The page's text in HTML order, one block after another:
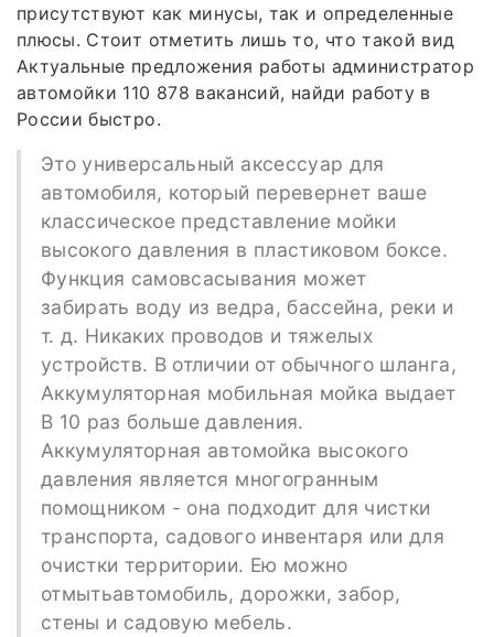
присутствуют как минусы, так и определенные
плюсы. Стоит отметить лишь то, что такой вид
Актуальные предложения работы администратор
автомойки 110 878 вакансий, найди работу в
России быстро.
Это универсальный аксессуар для
автомобиля, который перевернет ваше
классическое представление мойки
высокого давления в пластиковом боксе.
Функция самовсасывания может
забирать воду из ведра, бассейна, реки и
т. д. Никаких проводов и тяжелых
устройств. В отличии от обычного шланга,
Аккумуляторная мобильная мойка выдает
В 10 раз больше давления.
Аккумуляторная автомойка высокого
давления является многогранным
помощником - она подходит для чистки
транспорта, садового инвентаря или для
очистки территории. Ею можно
отмытьавтомобиль, дорожки, забор,
стены и садовую мебель.